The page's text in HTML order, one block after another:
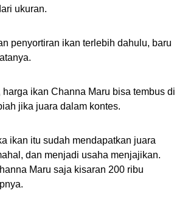
ukuran.
penyortiran ikan terlebih dahulu, baru
harga ikan Channa Maru bisa tembus di
jika juara dalam kontes.
ikan itu sudah mendapatkan juara
dan menjadi usaha menjajikan.
Maru saja kisaran 200 ribu